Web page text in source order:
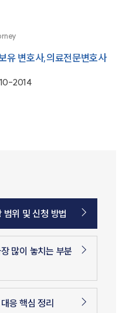
유 변호사,의료전문변호사
2014
위 및 신청 방법
많이 놓치는 부분
응 핵심 정리